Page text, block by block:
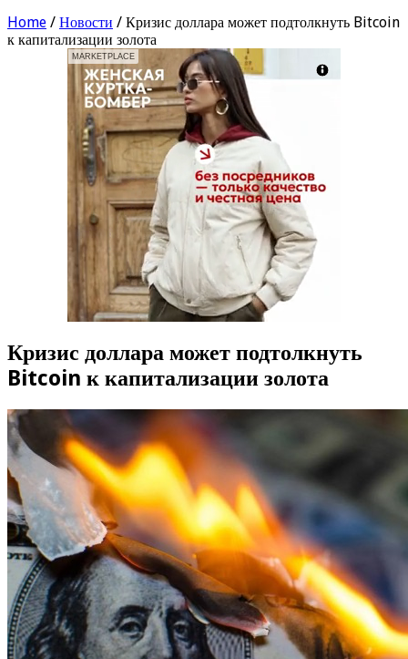
Home / Новости / Кризис доллара может подтолкнуть Bitcoin
к капитализации золота
MARKETPLACE
Кризис доллара может подтолкнуть
Bitcoin к капитализации золота